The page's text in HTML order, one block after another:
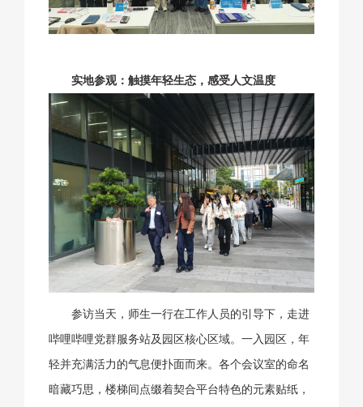
实地参观：触摸年轻生态，感受人文温度
参访当天，师生一行在工作人员的引导下，走进
哔哩哔哩党群服务站及园区核心区域。一入园区，年
轻并充满活力的气息便扑面而来。各个会议室的命名
暗藏巧思，楼梯间点缀着契合平台特色的元素贴纸，